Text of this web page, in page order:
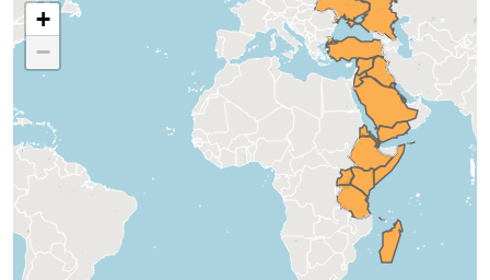
+
−